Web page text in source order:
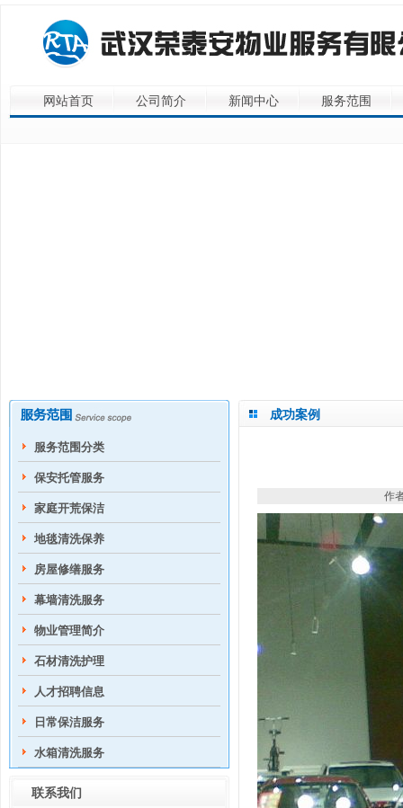
网站首页 公司简介 新闻中心 服务范围
服务范围分类
保安托管服务
家庭开荒保洁
地毯清洗保养
房屋修缮服务
幕墙清洗服务
物业管理简介
石材清洗护理
人才招聘信息
日常保洁服务
水箱清洗服务
联系我们
成功案例
作